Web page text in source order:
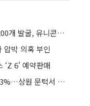
윤대희 신보 이사장 "내년 스타트업 200개 발굴, 유니콘기업으로 키울 것"
압박 의혹 부인
6’ 예약판매
美 클래리티 법안 연내 통과 가능성 13%…상원 문턱서 제동